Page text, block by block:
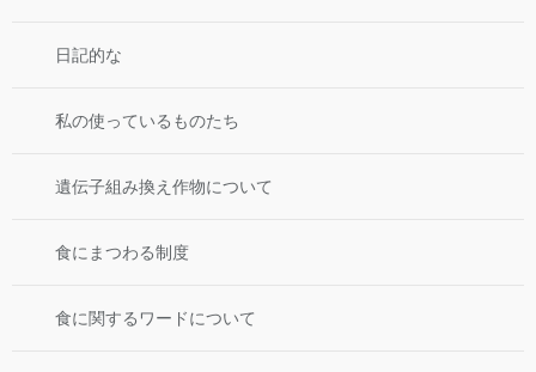
日記的な
私の使っているものたち
遺伝子組み換え作物について
食にまつわる制度
食に関するワードについて